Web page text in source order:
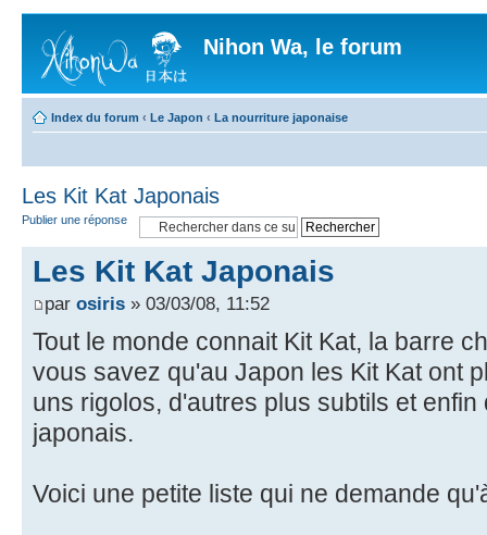
Nihon Wa, le forum
Index du forum ‹ Le Japon ‹ La nourriture japonaise
Les Kit Kat Japonais
Publier une réponse
Les Kit Kat Japonais
par osiris » 03/03/08, 11:52
Tout le monde connait Kit Kat, la barre
vous savez qu'au Japon les Kit Kat ont
uns rigolos, d'autres plus subtils et
japonais.
Voici une petite liste qui ne demande